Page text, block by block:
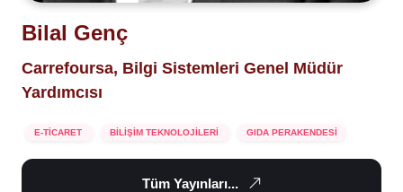
Bilal Genç
Carrefoursa, Bilgi Sistemleri Genel Müdür
Yardımcısı
E-TİCARET BİLİŞİM TEKNOLOJİLERİ GIDA PERAKENDESİ
Tüm Yayınları...